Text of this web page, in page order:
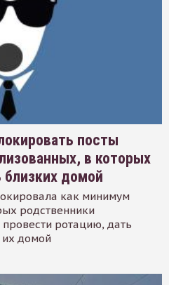
посты
в которых
близких домой
как минимум
родственники
ротацию, дать
их домой